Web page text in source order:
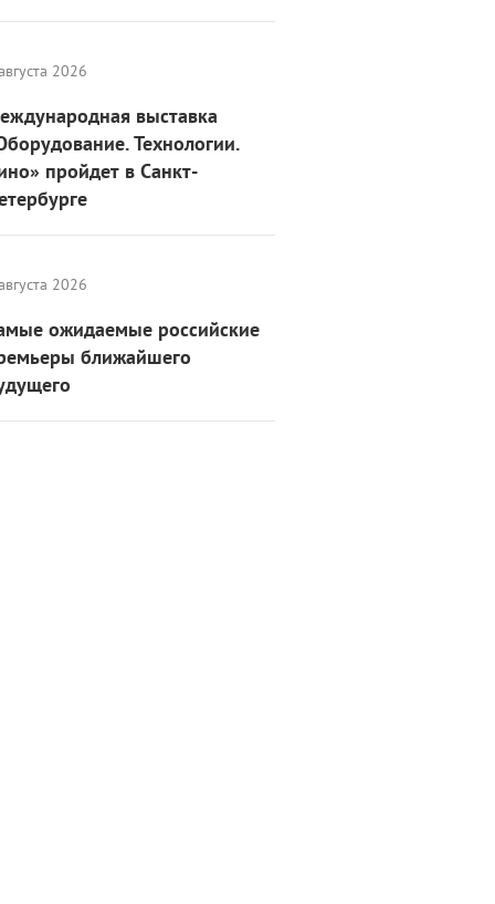
2026
выставка
Технологии.
пройдет в Санкт-
2026
ожидаемые российские
ближайшего